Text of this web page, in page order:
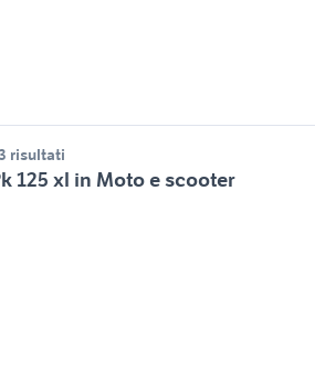
risultati
125 xl in Moto e scooter